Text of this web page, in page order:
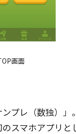
画面
プレ（数独）
スマホアプリと